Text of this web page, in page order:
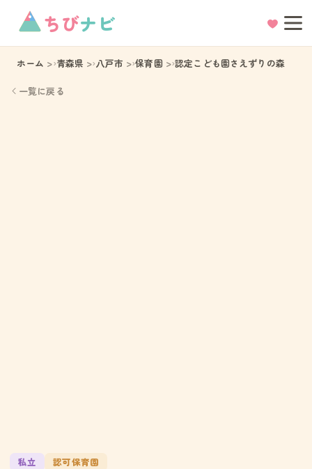
ちびナビ
ホーム 青森県 八戸市 保育園 認定こども園さえずりの森
一覧に戻る
私立 認可保育園